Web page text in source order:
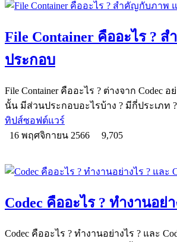
File Container คืออะไร ?
ประกอบ
File Container คืออะไร ? ต่างจาก Codec อ
นั้น มีส่วนประกอบอะไรบ้าง ? มีกี่ประเภท
ทิปส์ซอฟต์แวร์
16 พฤศจิกายน 2566
9,705
Codec คืออะไร ? ทำงานอย่
Codec คืออะไร ? ทำงานอย่างไร ? และ